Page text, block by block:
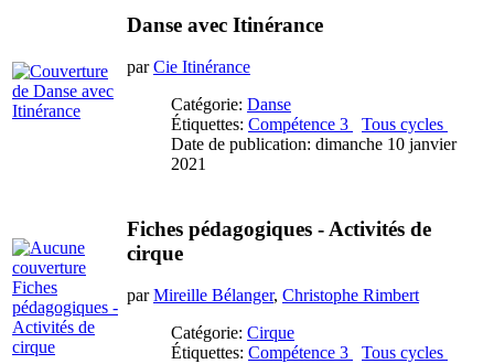
Danse avec Itinérance
parCie Itinérance
Catégorie: Danse
Étiquettes: Compétence 3
Tous cycles
Date de publication: dimanche 10 janvier
2021
Fiches pédagogiques - Activités de
cirque
parMireille Bélanger, Christophe Rimbert
Catégorie: Cirque
Étiquettes: Compétence 3
Tous cycles